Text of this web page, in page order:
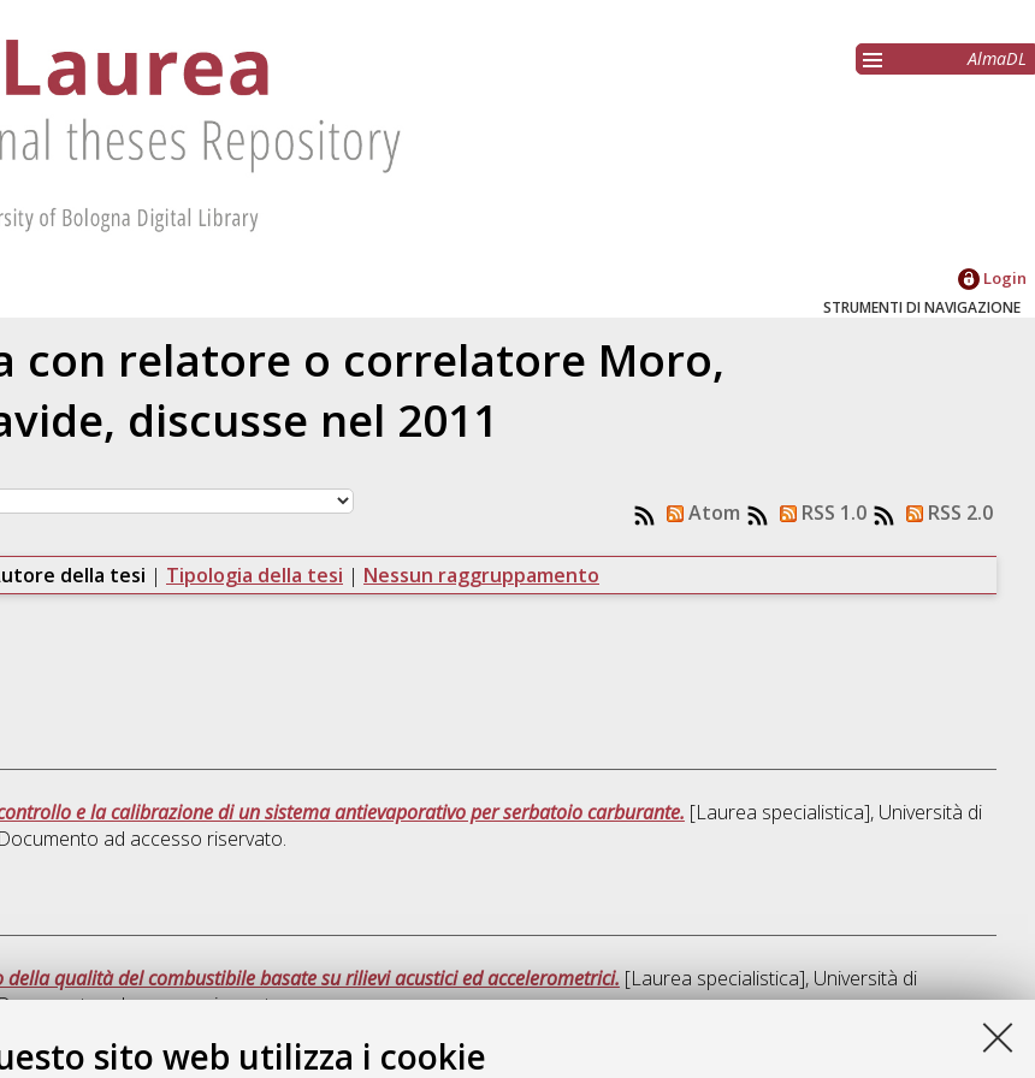
sito web utilizza i cookie
AlmaDL
Login
STRUMENTI DI NAVIGAZIONE
con relatore o correlatore Moro,
, discusse nel 2011
Atom RSS 1.0 RSS 2.0
della tesi | Tipologia della tesi | Nessun raggruppamento
e la calibrazione di un sistema antievaporativo per serbatoio carburante. [Laurea specialistica], Università di
ad accesso riservato.
qualità del combustibile basate su rilievi acustici ed accelerometrici. [Laurea specialistica], Università di
ad accesso riservato.
Questa lista e' stata generata il